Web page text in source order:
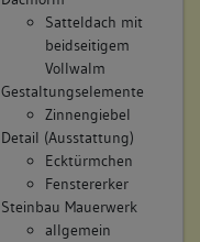
Satteldach mit
beidseitigem
Vollwalm
Gestaltungselemente
Zinnengiebel
Detail (Ausstattung)
Ecktürmchen
Fenstererker
Steinbau Mauerwerk
allgemein